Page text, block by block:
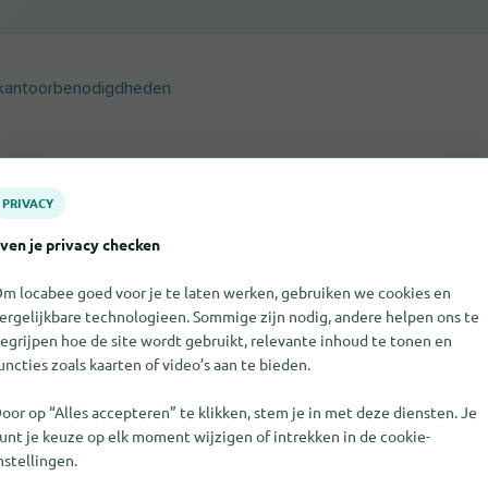
School- en kantoorbenodigdheden op dit moment niet
Als je weet waar School- en kantoorbenodigdheden
gevonden in Ottignies-Louvain-la-
en sturen je de antwoorden per e-mail.
PRIVACY
je privacy checken
locabee goed voor je te laten werken, gebruiken we cookies en
technologieen. Sommige zijn nodig, andere helpen ons te
hoe de site wordt gebruikt, relevante inhoud te tonen en
zoals kaarten of video’s aan te bieden.
op “Alles accepteren” te klikken, stem je in met deze diensten. Je
je keuze op elk moment wijzigen of intrekken in de cookie-